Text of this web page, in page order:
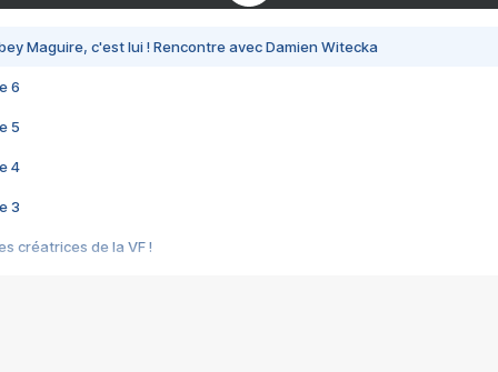
Maguire, c'est lui ! Rencontre avec Damien Witecka
6
5
4
3
créatrices de la VF !